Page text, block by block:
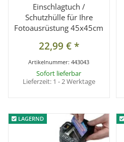
Einschlagtuch /
Schutzhülle für Ihre
Fotoausrüstung 45x45cm
22,99 €*
Artikelnummer:443043
Sofort lieferbar
Lieferzeit: 1 - 2 Werktage
LAGERND
LAGERND